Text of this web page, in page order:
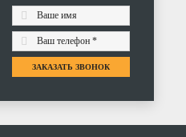
ЗАКАЗАТЬ ЗВОНОК